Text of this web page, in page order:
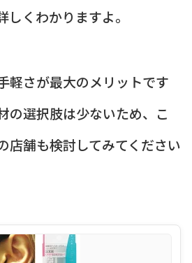
くわかりますよ。
軽さが最大のメリットです
の選択肢は少ないため、こ
店舗も検討してみてください